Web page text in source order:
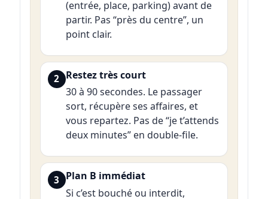
(entrée, place, parking) avant de
partir. Pas “près du centre”, un
point clair.
2 Restez très court
30 à 90 secondes. Le passager
sort, récupère ses affaires, et
vous repartez. Pas de “je t’attends
deux minutes” en double-file.
3 Plan B immédiat
Si c’est bouché ou interdit,